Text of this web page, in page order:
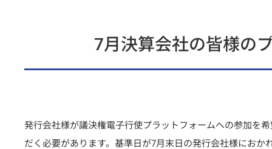
7月決算会社の皆様の
発行会社様が議決権電子行使プラットフォームへの参加を
だく必要があります。基準日が7月末日の発行会社様にお